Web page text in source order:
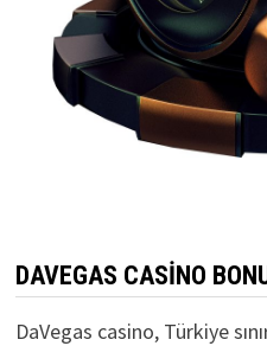
DAVEGAS CASINO
DaVegas casino, Türkiye